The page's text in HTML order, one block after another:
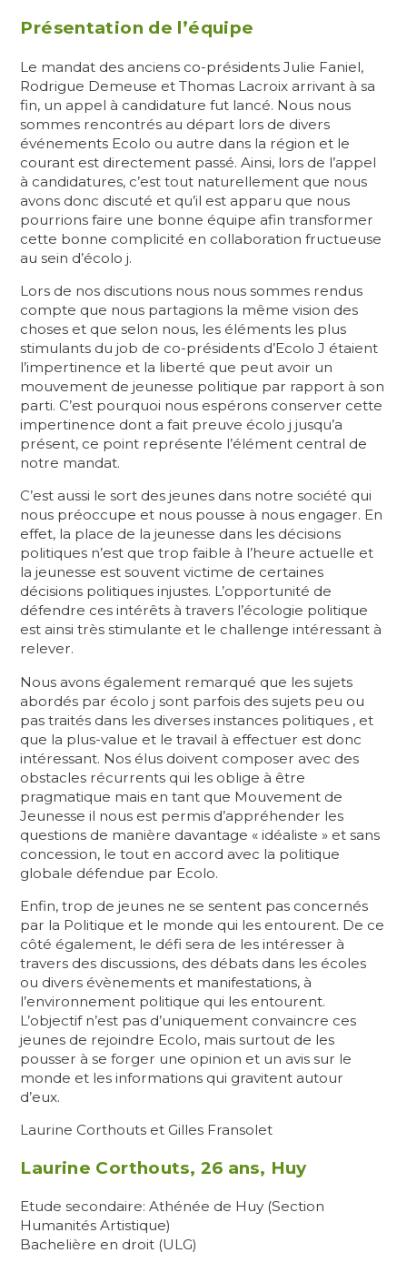
Présentation de l’équipe
Le mandat des anciens co-présidents Julie Faniel,
Rodrigue Demeuse et Thomas Lacroix arrivant à sa
fin, un appel à candidature fut lancé. Nous nous
sommes rencontrés au départ lors de divers
événements Ecolo ou autre dans la région et le
courant est directement passé. Ainsi, lors de l’appel
à candidatures, c’est tout naturellement que nous
avons donc discuté et qu’il est apparu que nous
pourrions faire une bonne équipe afin transformer
cette bonne complicité en collaboration fructueuse
au sein d’écolo j.
Lors de nos discutions nous nous sommes rendus
compte que nous partagions la même vision des
choses et que selon nous, les éléments les plus
stimulants du job de co-présidents d’Ecolo J étaient
l’impertinence et la liberté que peut avoir un
mouvement de jeunesse politique par rapport à son
parti. C’est pourquoi nous espérons conserver cette
impertinence dont a fait preuve écolo j jusqu’a
présent, ce point représente l’élément central de
notre mandat.
C’est aussi le sort des jeunes dans notre société qui
nous préoccupe et nous pousse à nous engager. En
effet, la place de la jeunesse dans les décisions
politiques n’est que trop faible à l’heure actuelle et
la jeunesse est souvent victime de certaines
décisions politiques injustes. L’opportunité de
défendre ces intérêts à travers l’écologie politique
est ainsi très stimulante et le challenge intéressant à
relever.
Nous avons également remarqué que les sujets
abordés par écolo j sont parfois des sujets peu ou
pas traités dans les diverses instances politiques , et
que la plus-value et le travail à effectuer est donc
intéressant. Nos élus doivent composer avec des
obstacles récurrents qui les oblige à être
pragmatique mais en tant que Mouvement de
Jeunesse il nous est permis d’appréhender les
questions de manière davantage « idéaliste » et sans
concession, le tout en accord avec la politique
globale défendue par Ecolo.
Enfin, trop de jeunes ne se sentent pas concernés
par la Politique et le monde qui les entourent. De ce
côté également, le défi sera de les intéresser à
travers des discussions, des débats dans les écoles
ou divers évènements et manifestations, à
l’environnement politique qui les entourent.
L’objectif n’est pas d’uniquement convaincre ces
jeunes de rejoindre Ecolo, mais surtout de les
pousser à se forger une opinion et un avis sur le
monde et les informations qui gravitent autour
d’eux.
Laurine Corthouts et Gilles Fransolet
Laurine Corthouts, 26 ans, Huy
Etude secondaire: Athénée de Huy (Section
Humanités Artistique)
Bachelière en droit (ULG)